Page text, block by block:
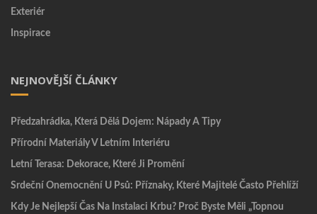
Exteriér
Inspirace
NEJNOVĚJŠÍ ČLÁNKY
Předzahrádka, Která Dělá Dojem: Nápady A Tipy
Přírodní Materiály V Letním Interiéru
Letní Terasa: Dekorace, Které Ji Promění
Srdeční Onemocnění U Psů: Příznaky, Které Majitelé Často Přehlíží
Kdy Je Nejlepší Čas Na Instalaci Krbu? Proč Byste Měli „topnou